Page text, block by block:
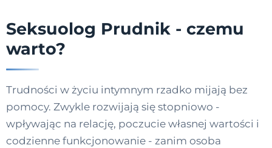
Seksuolog Prudnik - czemu
warto?
Trudności w życiu intymnym rzadko mijają bez
pomocy. Zwykle rozwijają się stopniowo -
wpływając na relację, poczucie własnej wartości i
codzienne funkcjonowanie - zanim osoba